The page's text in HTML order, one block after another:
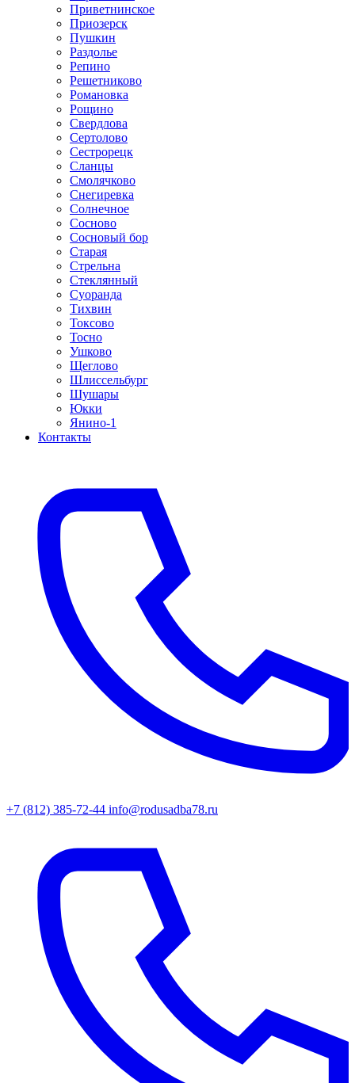
Приветнинское
Приозерск
Пушкин
Раздолье
Репино
Решетниково
Романовка
Рощино
Свердлова
Сертолово
Сестрорецк
Сланцы
Смолячково
Снегиревка
Солнечное
Сосново
Сосновый бор
Старая
Стрельна
Стеклянный
Суоранда
Тихвин
Токсово
Тосно
Ушково
Щеглово
Шлиссельбург
Шушары
Юкки
Янино-1
Контакты
+7 (812) 385-72-44 info@rodusadba78.ru